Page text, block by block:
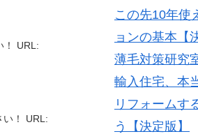
！ URL:
い！ URL:
この先10年使
ョンの基本【
薄毛対策研究
輸入住宅、本
リフォームす
う【決定版】